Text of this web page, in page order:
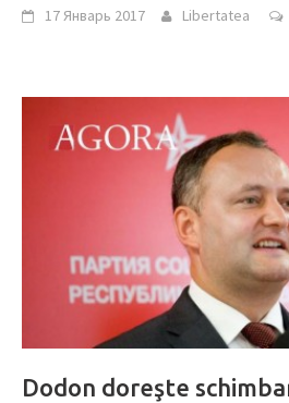
17 Январь 2017 Libertatea
Dodon doreşte